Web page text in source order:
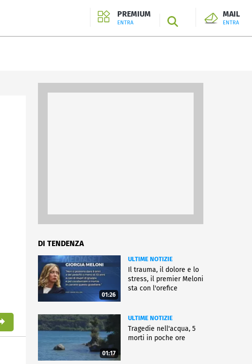
PREMIUM
ENTRA SEARCH
MAIL
ENTRA
DI TENDENZA
01:26
ULTIME NOTIZIE
Il trauma, il dolore e lo
stress, il premier Meloni
sta con l'orefice
01:17
ULTIME NOTIZIE
Tragedie nell'acqua, 5
morti in poche ore